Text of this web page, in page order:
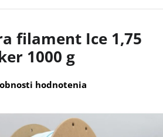
filament Ice 1,75
1000 g
hodnotenia